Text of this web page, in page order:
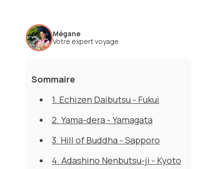
Mégane
Votre expert voyage
Sommaire
1. Echizen Daibutsu - Fukui
2. Yama-dera - Yamagata
3. Hill of Buddha - Sapporo
4. Adashino Nenbutsu-ji - Kyoto